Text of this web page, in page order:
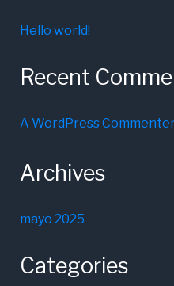
Hello world!
Recent
A WordPress
Archives
mayo 2025
Categories